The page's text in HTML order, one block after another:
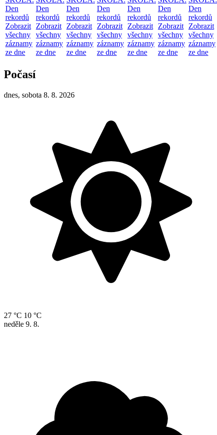
Den
rekordů
Zobrazit
všechny
záznamy
ze dne
Den
rekordů
Zobrazit
všechny
záznamy
ze dne
Den
rekordů
Zobrazit
všechny
záznamy
ze dne
Den
rekordů
Zobrazit
všechny
záznamy
ze dne
Den
rekordů
Zobrazit
všechny
záznamy
ze dne
Den
rekordů
Zobrazit
všechny
záznamy
ze dne
Den
rekordů
Zobrazit
všechny
záznamy
ze dne
Počasí
dnes, sobota 8. 8. 2026
27 °C 10 °C
neděle 9. 8.